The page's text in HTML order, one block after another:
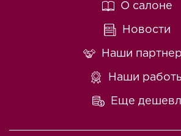
О салоне
Новости
Наши
Наши
Еще